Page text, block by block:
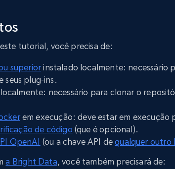
tutorial, você precisa de:
superiorinstalado localmente: necessário
seus plug-ins.
necessário para clonar o
em execução: deve estar em execução
de código (que é opcional).
OpenAI (ou a chave API dequalquer outro
a Bright Data, você também precisará de: